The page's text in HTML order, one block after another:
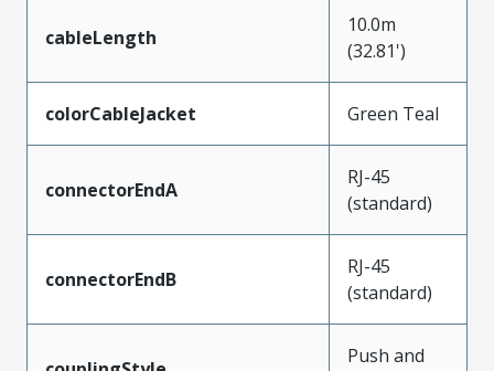
cableLength
10.0m
(32.81')
colorCableJacket Green Teal
connectorEndA
RJ-45
(standard)
connectorEndB
RJ-45
(standard)
Push and